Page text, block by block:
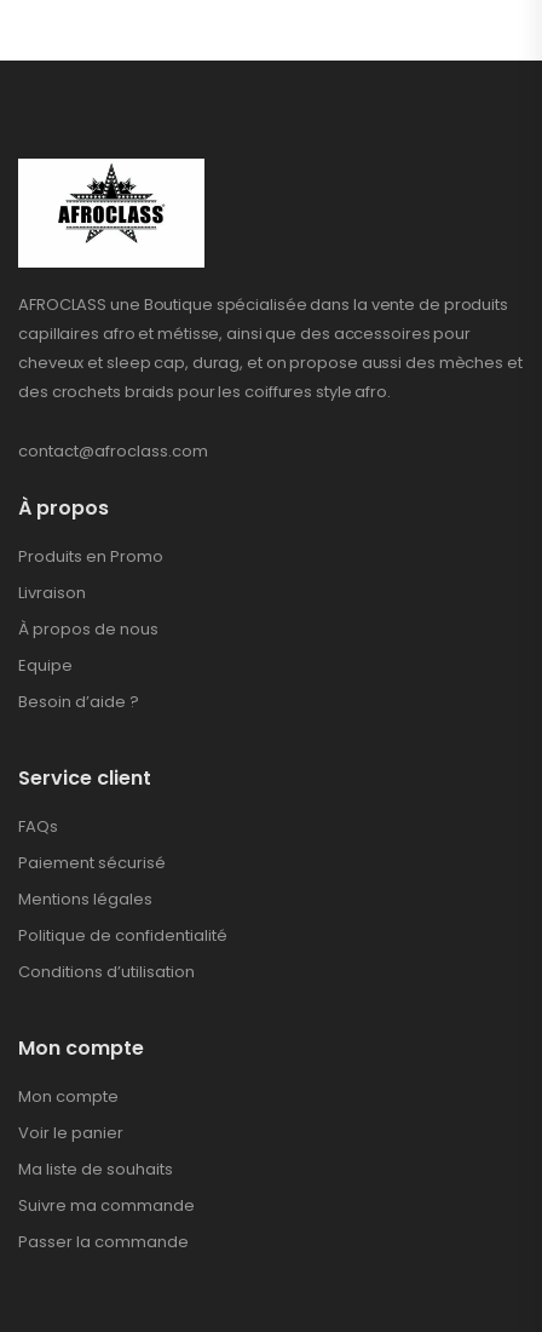
AFROCLASS une Boutique spécialisée dans la vente de produits
capillaires afro et métisse, ainsi que des accessoires pour
cheveux et sleep cap, durag, et on propose aussi des mèches et
des crochets braids pour les coiffures style afro.
contact@afroclass.com
À propos
Produits en Promo
Livraison
À propos de nous
Equipe
Besoin d’aide ?
Service client
FAQs
Paiement sécurisé
Mentions légales
Politique de confidentialité
Conditions d’utilisation
Mon compte
Mon compte
Voir le panier
Ma liste de souhaits
Suivre ma commande
Passer la commande